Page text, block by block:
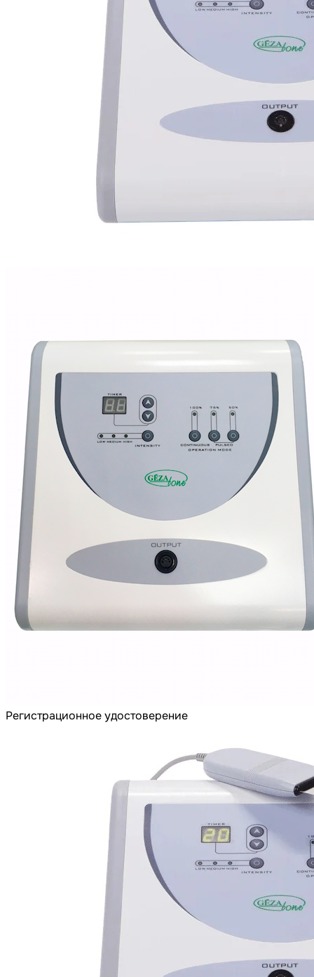
Регистрационное удостоверение